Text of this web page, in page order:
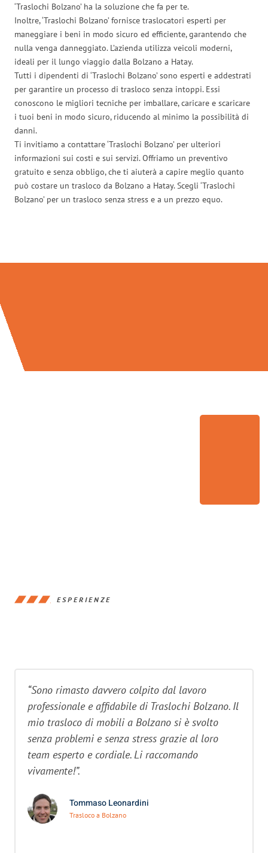
‘Traslochi Bolzano’ ha la soluzione che fa per te.
Inoltre, ‘Traslochi Bolzano’ fornisce traslocatori esperti per
maneggiare i beni in modo sicuro ed efficiente, garantendo che
nulla venga danneggiato. L’azienda utilizza veicoli moderni,
ideali per il lungo viaggio dalla Bolzano a Hatay.
Tutti i dipendenti di ‘Traslochi Bolzano’ sono esperti e addestrati
per garantire un processo di trasloco senza intoppi. Essi
conoscono le migliori tecniche per imballare, caricare e scaricare
i tuoi beni in modo sicuro, riducendo al minimo la possibilità di
danni.
Ti invitiamo a contattare ‘Traslochi Bolzano’ per ulteriori
informazioni sui costi e sui servizi. Offriamo un preventivo
gratuito e senza obbligo, che ti aiuterà a capire meglio quanto
può costare un trasloco da Bolzano a Hatay. Scegli ‘Traslochi
Bolzano’ per un trasloco senza stress e a un prezzo equo.
ESPERIENZE
“Sono rimasto davvero colpito dal lavoro
professionale e affidabile di Traslochi Bolzano. Il
mio trasloco di mobili a Bolzano si è svolto
senza problemi e senza stress grazie al loro
team esperto e cordiale. Li raccomando
vivamente!”.
Tommaso Leonardini
Trasloco a Bolzano